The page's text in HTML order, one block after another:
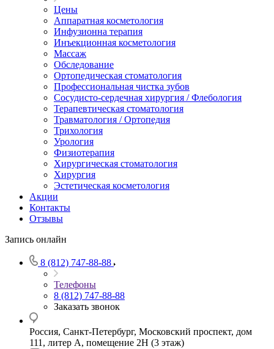
Цены
Аппаратная косметология
Инфузионна терапия
Инъекционная косметология
Массаж
Обследование
Ортопедическая стоматология
Профессиональная чистка зубов
Сосудисто-сердечная хирургия / Флебология
Терапевтическая стоматология
Травматология / Ортопедия
Трихология
Урология
Физиотерапия
Хирургическая стоматология
Хирургия
Эстетическая косметология
Акции
Контакты
Отзывы
Запись онлайн
8 (812) 747-88-88
Телефоны
8 (812) 747-88-88
Заказать звонок
Россия, Санкт-Петербург, Московский проспект, дом
111, литер А, помещение 2Н (3 этаж)